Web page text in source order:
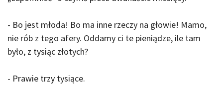
- Bo jest młoda! Bo ma inne rzeczy na głowie! Mamo,
nie rób z tego afery. Oddamy ci te pieniądze, ile tam
było, z tysiąc złotych?
- Prawie trzy tysiące.